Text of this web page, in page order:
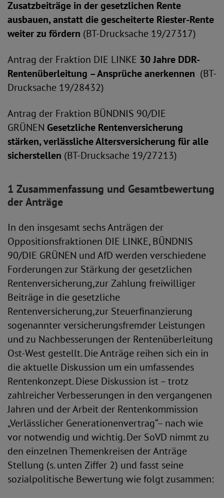
Zusatzbeiträge in der gesetzlichen Rente
ausbauen, anstatt die gescheiterte Riester-Rente
weiter zu fördern (BT-Drucksache 19/27317)
Antrag der Fraktion DIE LINKE 30 Jahre DDR-
Rentenüberleitung – Ansprüche anerkennen (BT-
Drucksache 19/28432)
Antrag der Fraktion BÜNDNIS 90/DIE
GRÜNEN Gesetzliche Rentenversicherung
stärken, verlässliche Altersversicherung für alle
sicherstellen (BT-Drucksache 19/27213)
1 Zusammenfassung und Gesamtbewertung
der Anträge
In den insgesamt sechs Anträgen der
Oppositionsfraktionen DIE LINKE, BÜNDNIS
90/DIE GRÜNEN und AfD werden verschiedene
Forderungen zur Stärkung der gesetzlichen
Rentenversicherung,zur Zahlung freiwilliger
Beiträge in die gesetzliche
Rentenversicherung,zur Steuerfinanzierung
sogenannter versicherungsfremder Leistungen
und zu Nachbesserungen der Rentenüberleitung
Ost-West gestellt. Die Anträge reihen sich ein in
die aktuelle Diskussion um ein umfassendes
Rentenkonzept. Diese Diskussion ist – trotz
zahlreicher Verbesserungen in den vergangenen
Jahren und der Arbeit der Rentenkommission
„Verlässlicher Generationenvertrag“– nach wie
vor notwendig und wichtig. Der SoVD nimmt zu
den einzelnen Themenkreisen der Anträge
Stellung (s. unten Ziffer 2) und fasst seine
sozialpolitische Bewertung wie folgt zusammen: